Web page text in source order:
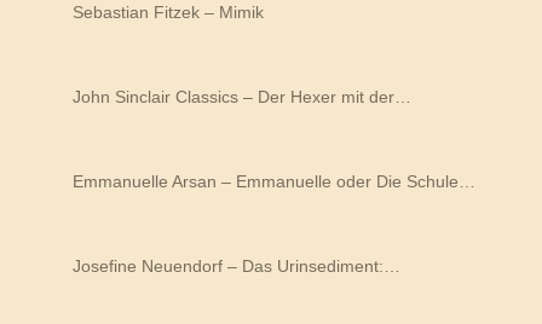
Sebastian Fitzek – Mimik
John Sinclair Classics – Der Hexer mit der…
Emmanuelle Arsan – Emmanuelle oder Die Schule…
Josefine Neuendorf – Das Urinsediment:…